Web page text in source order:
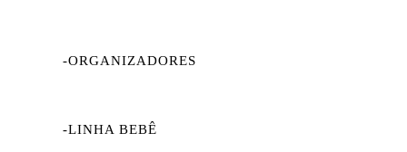
-ORGANIZADORES
-LINHA BEBÊ